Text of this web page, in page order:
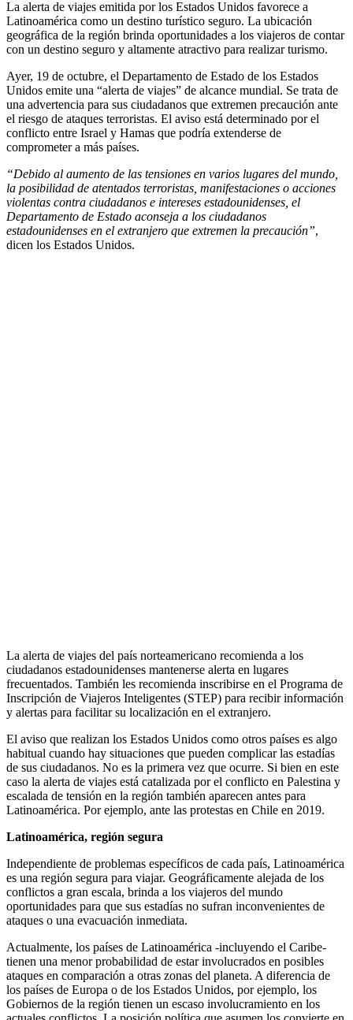
La alerta de viajes emitida por los Estados Unidos favorece a
Latinoamérica como un destino turístico seguro. La ubicación
geográfica de la región brinda oportunidades a los viajeros de contar
con un destino seguro y altamente atractivo para realizar turismo.
Ayer, 19 de octubre, el Departamento de Estado de los Estados
Unidos emite una “alerta de viajes” de alcance mundial. Se trata de
una advertencia para sus ciudadanos que extremen precaución ante
el riesgo de ataques terroristas. El aviso está determinado por el
conflicto entre Israel y Hamas que podría extenderse de
comprometer a más países.
“Debido al aumento de las tensiones en varios lugares del mundo,
la posibilidad de atentados terroristas, manifestaciones o acciones
violentas contra ciudadanos e intereses estadounidenses, el
Departamento de Estado aconseja a los ciudadanos
estadounidenses en el extranjero que extremen la precaución”,
dicen los Estados Unidos.
La alerta de viajes del país norteamericano recomienda a los
ciudadanos estadounidenses mantenerse alerta en lugares
frecuentados. También les recomienda inscribirse en el Programa de
Inscripción de Viajeros Inteligentes (STEP) para recibir información
y alertas para facilitar su localización en el extranjero.
El aviso que realizan los Estados Unidos como otros países es algo
habitual cuando hay situaciones que pueden complicar las estadías
de sus ciudadanos. No es la primera vez que ocurre. Si bien en este
caso la alerta de viajes está catalizada por el conflicto en Palestina y
escalada de tensión en la región también aparecen antes para
Latinoamérica. Por ejemplo, ante las protestas en Chile en 2019.
Latinoamérica, región segura
Independiente de problemas específicos de cada país, Latinoamérica
es una región segura para viajar. Geográficamente alejada de los
conflictos a gran escala, brinda a los viajeros del mundo
oportunidades para que sus estadías no sufran inconvenientes de
ataques o una evacuación inmediata.
Actualmente, los países de Latinoamérica -incluyendo el Caribe-
tienen una menor probabilidad de estar involucrados en posibles
ataques en comparación a otras zonas del planeta. A diferencia de
los países de Europa o de los Estados Unidos, por ejemplo, los
Gobiernos de la región tienen un escaso involucramiento en los